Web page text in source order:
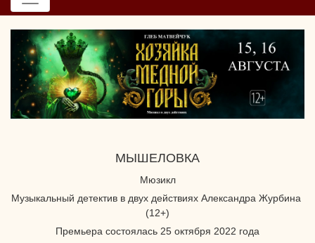
МЫШЕЛОВКА
Мюзикл
Музыкальный детектив в двух действиях Александра Журбина
(12+)
Премьера состоялась 25 октября 2022 года